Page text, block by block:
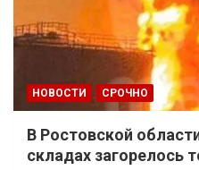
НОВОСТИ СРОЧНО
В Ростовской
складах загорелось